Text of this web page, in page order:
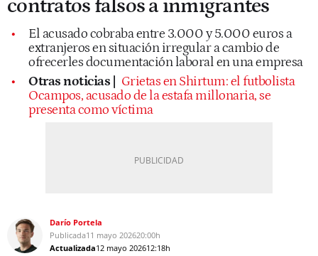
contratos falsos a inmigrantes
El acusado cobraba entre 3.000 y 5.000 euros a
extranjeros en situación irregular a cambio de
ofrecerles documentación laboral en una empresa
Otras noticias |
Grietas en Shirtum: el futbolista
Ocampos, acusado de la estafa millonaria, se
presenta como víctima
Darío Portela
Publicada11 mayo 202620:00h
Actualizada12 mayo 202612:18h